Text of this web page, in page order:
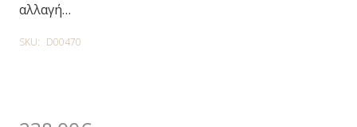
αλλαγή…
SKU: D00470